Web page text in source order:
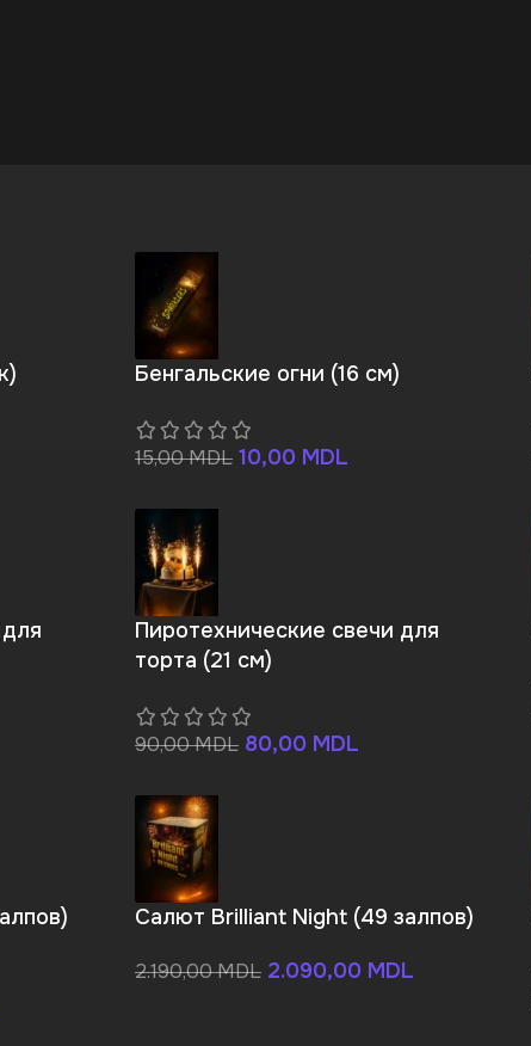
Бенгальские огни (16 см)
15,00MDL 10,00 MDL
Пиротехнические свечи для
торта (21 см)
90,00MDL 80,00 MDL
Салют Brilliant Night (49 залпов)
2.190,00MDL 2.090,00 MDL